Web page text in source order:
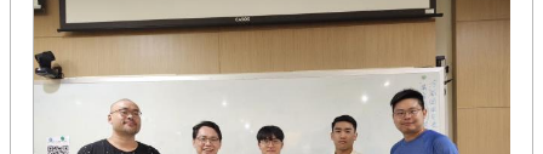
圖
前
期
學程總整課程成果發表」，邀請北科大和北醫教師社群
小聯盟之老師參與觀議課與交流。共計36人參與，其中
北科3位；北醫3位。由輔仁大學教育大數據微學程暨統
計資訊學系主任盧宏益分享如何帶領教學團隊規劃推
動，並透過跨領域專題實作，引導學生運用資料科學方